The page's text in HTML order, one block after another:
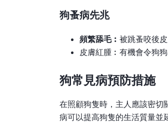
狗蚤病先兆
頻繁舔毛︰ 被跳蚤咬後
皮膚紅腫︰有機會令狗
狗常見病預防措施
在照顧狗隻時，主人應該密切
病可以提高狗隻的生活質量並